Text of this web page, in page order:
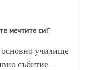
мечтите си!“
основно училище
събитие –